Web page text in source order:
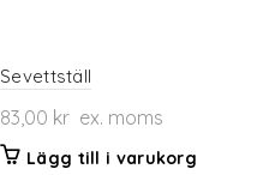
Sevettställ
83,00 kr ex. moms
Lägg till i varukorg